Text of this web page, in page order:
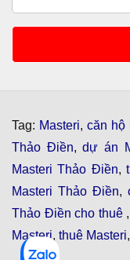
Tag: Masteri,căn hộ
Thảo Điền,dự án
Masteri Thảo Điền,
Masteri Thảo Điền,
Thảo Điền cho thuê ,
Masteri, thuê Masteri,